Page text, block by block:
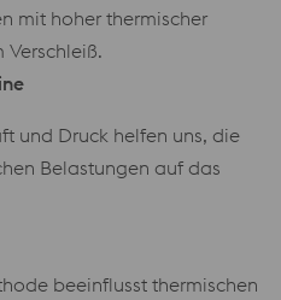
mit hoher thermischer
und Druck helfen uns, die
Belastungen auf das
beeinflusst thermischen